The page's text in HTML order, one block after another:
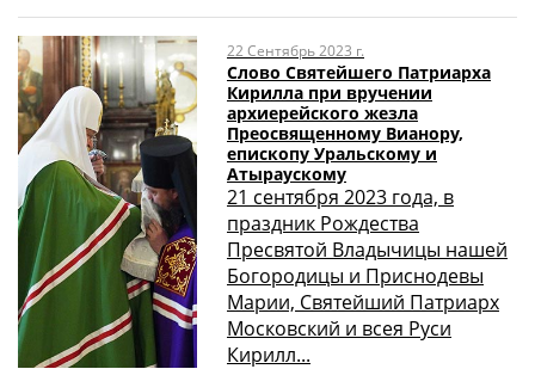
22 Сентябрь 2023 г.
Слово Святейшего Патриарха
Кирилла при вручении
архиерейского жезла
Преосвященному Вианору,
епископу Уральскому и
Атыраускому
21 сентября 2023 года, в
праздник Рождества
Пресвятой Владычицы нашей
Богородицы и Приснодевы
Марии, Святейший Патриарх
Московский и всея Руси
Кирилл...